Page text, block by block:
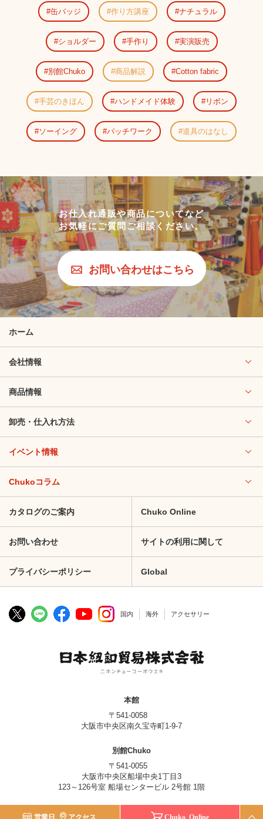
缶バッジ 作り方講座 ナチュラル
ショルダー 手作り 実演販売
別館Chuko 商品解説 Cotton fabric
手芸のきほん ハンドメイド体験 リボン
ソーイング パッチワーク 道具のはなし
お仕入れ通販や商品についてなど
お気軽にご質問ご相談ください。
お問い合わせはこちら
ホーム
会社情報
商品情報
卸売・仕入れ方法
イベント情報
Chukoコラム
カタログのご案内 Chuko Online
お問い合わせ サイトの利用に関して
プライバシーポリシー Global
国内 海外 アクセサリー
本館
〒541-0058
大阪市中央区南久宝寺町1-9-7
別館Chuko
〒541-0055
大阪市中央区船場中央1丁目3
123～126号室 船場センタービル 2号館 1階
© Nippon Chuko Co., Ltd.
営業日 アクセス Chuko Online